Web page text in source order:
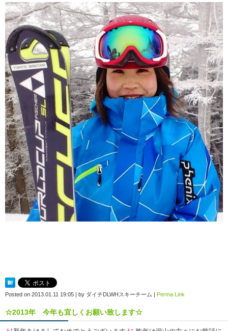
Posted on 2013.01.11 19:05 | by ダイチDLWHスキーチーム | Perma Link
☆2013年 今年も宜しくお願い致します☆